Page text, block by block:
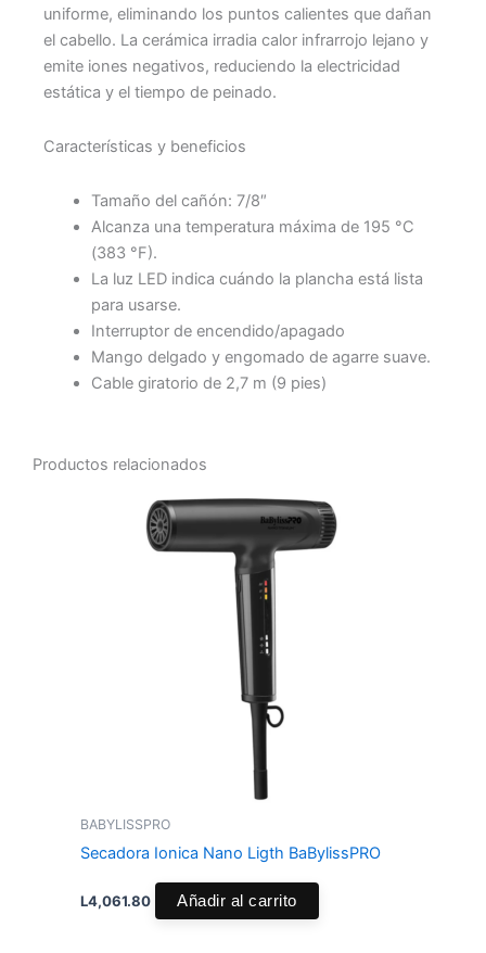
uniforme, eliminando los puntos calientes que dañan
el cabello. La cerámica irradia calor infrarrojo lejano y
emite iones negativos, reduciendo la electricidad
estática y el tiempo de peinado.
Características y beneficios
Tamaño del cañón: 7/8″
Alcanza una temperatura máxima de 195 °C
(383 °F).
La luz LED indica cuándo la plancha está lista
para usarse.
Interruptor de encendido/apagado
Mango delgado y engomado de agarre suave.
Cable giratorio de 2,7 m (9 pies)
Productos relacionados
BABYLISSPRO
Secadora Ionica Nano Ligth BaBylissPRO
L4,061.80 Añadir al carrito